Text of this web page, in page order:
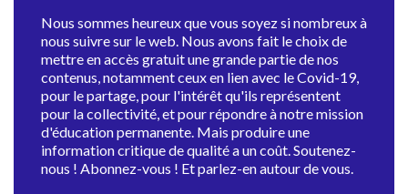
Nous sommes heureux que vous soyez si nombreux à
nous suivre sur le web. Nous avons fait le choix de
mettre en accès gratuit une grande partie de nos
contenus, notamment ceux en lien avec le Covid-19,
pour le partage, pour l'intérêt qu'ils représentent
pour la collectivité, et pour répondre à notre mission
d'éducation permanente. Mais produire une
information critique de qualité a un coût. Soutenez-
nous ! Abonnez-vous ! Et parlez-en autour de vous.